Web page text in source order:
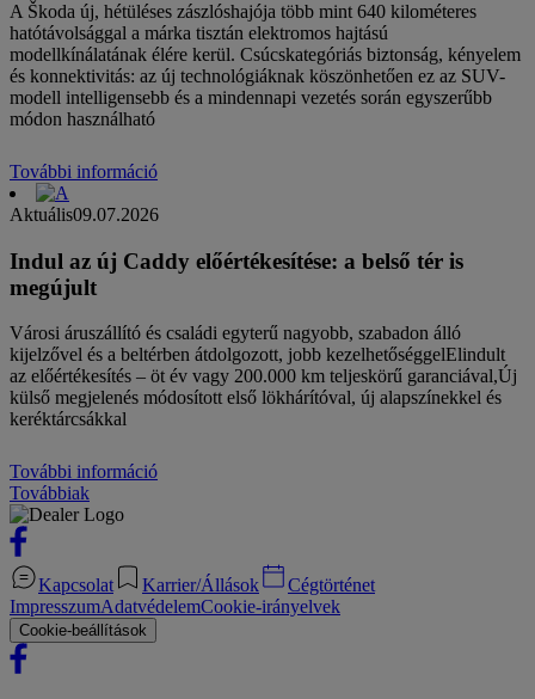
A Škoda új, hétüléses zászlóshajója több mint 640 kilométeres
hatótávolsággal a márka tisztán elektromos hajtású
modellkínálatának élére kerül. Csúcskategóriás biztonság, kényelem
és konnektivitás: az új technológiáknak köszönhetően ez az SUV-
modell intelligensebb és a mindennapi vezetés során egyszerűbb
módon használható
További információ
Aktuális09.07.2026
Indul az új Caddy előértékesítése: a belső tér is
megújult
Városi áruszállító és családi egyterű nagyobb, szabadon álló
kijelzővel és a beltérben átdolgozott, jobb kezelhetőséggelElindult
az előértékesítés – öt év vagy 200.000 km teljeskörű garanciával,Új
külső megjelenés módosított első lökhárítóval, új alapszínekkel és
keréktárcsákkal
További információ
Továbbiak
Kapcsolat Karrier/Állások
Cégtörténet
ImpresszumAdatvédelemCookie-irányelvek
Cookie-beállítások